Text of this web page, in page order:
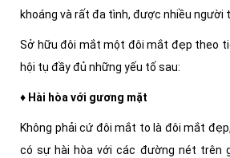
khoáng và rất đa tình, được nhiều người
Sở hữu đôi mắt một đôi mắt đẹp theo
hội tụ đầy đủ những yếu tố sau:
♦ Hài hòa với gương mặt
Không phải cứ đôi mắt to là đôi mắt
có sự hài hòa với các đường nét trên